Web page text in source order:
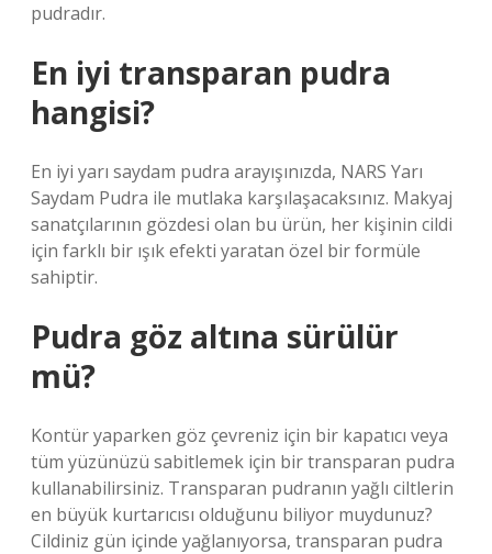
pudradır.
En iyi transparan pudra
hangisi?
En iyi yarı saydam pudra arayışınızda, NARS Yarı
Saydam Pudra ile mutlaka karşılaşacaksınız. Makyaj
sanatçılarının gözdesi olan bu ürün, her kişinin cildi
için farklı bir ışık efekti yaratan özel bir formüle
sahiptir.
Pudra göz altına sürülür
mü?
Kontür yaparken göz çevreniz için bir kapatıcı veya
tüm yüzünüzü sabitlemek için bir transparan pudra
kullanabilirsiniz. Transparan pudranın yağlı ciltlerin
en büyük kurtarıcısı olduğunu biliyor muydunuz?
Cildiniz gün içinde yağlanıyorsa, transparan pudra